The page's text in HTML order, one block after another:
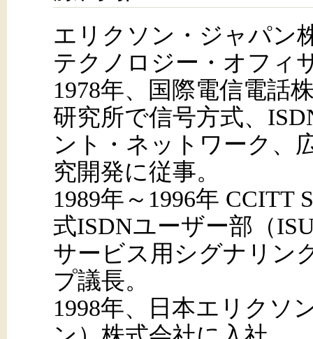
エリクソン・ジャパ
テクノロジー・オフ
1978年、国際電信電話
研究所で信号方式、
ント・ネットワーク、
究開発に従事。
1989年～1996年 CCITT
式ISDNユーザー部（
サービス用シグナリン
プ議長。
1998年、日本エリクソ